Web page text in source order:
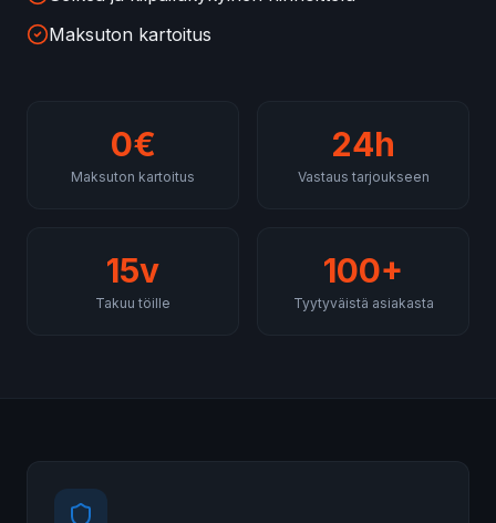
Maksuton kartoitus
0€
Maksuton kartoitus
24h
Vastaus tarjoukseen
15v
Takuu töille
100+
Tyytyväistä asiakasta